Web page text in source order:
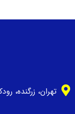
تهران، زرگنده،